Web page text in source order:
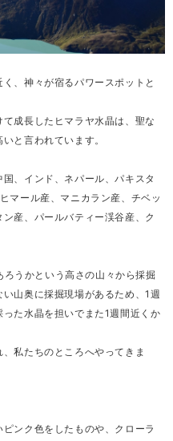
、神々が宿るパワースポットと
成長したヒマラヤ水晶は、聖な
と言われています。
、インド、ネパール、パキスタ
マール産、マニカラン産、チベッ
産、パールバティー渓谷産、ク
うかという高さの山々から採掘
山奥に採掘現場があるため、1週
た水晶を担いでまた1週間近くか
私たちのところへやってきま
ンク色をしたものや、クローラ